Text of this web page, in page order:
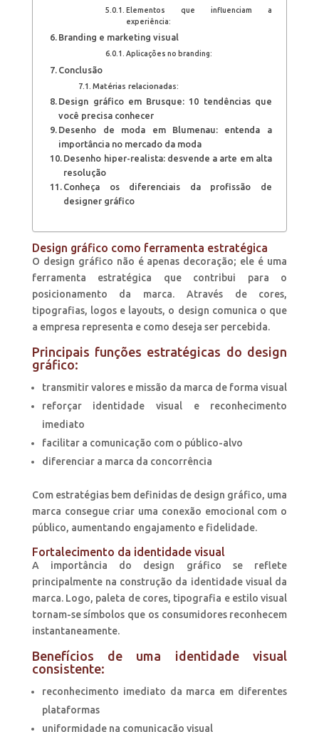
Elementos que influenciam a
experiência:
Branding e marketing visual
Aplicações no branding:
Conclusão
Matérias relacionadas:
Design gráfico em Brusque: 10 tendências que
você precisa conhecer
Desenho de moda em Blumenau: entenda a
importância no mercado da moda
Desenho hiper-realista: desvende a arte em alta
resolução
Conheça os diferenciais da profissão de
designer gráfico
Design gráfico como ferramenta estratégica
O design gráfico não é apenas decoração; ele é uma
ferramenta estratégica que contribui para o
posicionamento da marca. Através de cores,
tipografias, logos e layouts, o design comunica o que
a empresa representa e como deseja ser percebida.
Principais funções estratégicas do design
gráfico:
transmitir valores e missão da marca de forma visual
reforçar identidade visual e reconhecimento
imediato
facilitar a comunicação com o público-alvo
diferenciar a marca da concorrência
Com estratégias bem definidas de design gráfico, uma
marca consegue criar uma conexão emocional com o
público, aumentando engajamento e fidelidade.
Fortalecimento da identidade visual
A importância do design gráfico se reflete
principalmente na construção da identidade visual da
marca. Logo, paleta de cores, tipografia e estilo visual
tornam-se símbolos que os consumidores reconhecem
instantaneamente.
Benefícios de uma identidade visual
consistente:
reconhecimento imediato da marca em diferentes
plataformas
uniformidade na comunicação visual